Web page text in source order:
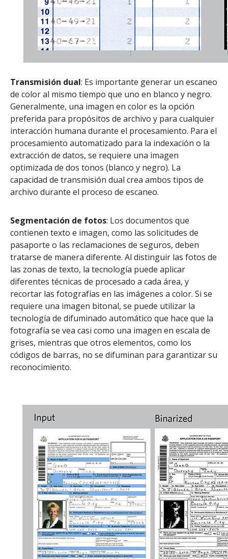
Transmisión dual: Es importante generar un escaneo
de color al mismo tiempo que uno en blanco y negro.
Generalmente, una imagen en color es la opción
preferida para propósitos de archivo y para cualquier
interacción humana durante el procesamiento. Para el
procesamiento automatizado para la indexación o la
extracción de datos, se requiere una imagen
optimizada de dos tonos (blanco y negro). La
capacidad de transmisión dual crea ambos tipos de
archivo durante el proceso de escaneo.
Segmentación de fotos: Los documentos que
contienen texto e imagen, como las solicitudes de
pasaporte o las reclamaciones de seguros, deben
tratarse de manera diferente. Al distinguir las fotos de
las zonas de texto, la tecnología puede aplicar
diferentes técnicas de procesado a cada área, y
recortar las fotografías en las imágenes a color. Si se
requiere una imagen bitonal, se puede utilizar la
tecnología de difuminado automático que hace que la
fotografía se vea casi como una imagen en escala de
grises, mientras que otros elementos, como los
códigos de barras, no se difuminan para garantizar su
reconocimiento.